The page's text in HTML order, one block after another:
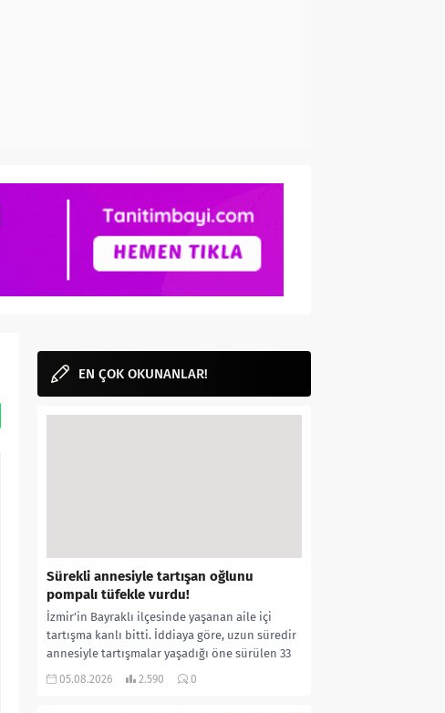
EN ÇOK OKUNANLAR!
Sürekli annesiyle tartışan oğlunu
pompalı tüfekle vurdu!
İzmir’in Bayraklı ilçesinde yaşanan aile içi
tartışma kanlı bitti. İddiaya göre, uzun süredir
annesiyle tartışmalar yaşadığı öne sürülen 33
yaşındaki...
05.08.2026 2.590 0